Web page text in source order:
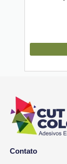
Contato